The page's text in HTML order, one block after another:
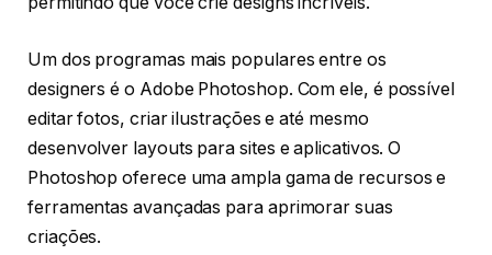
Um dos programas mais populares entre os
designers é o Adobe Photoshop. Com ele, é possível
editar fotos, criar ilustrações e até mesmo
desenvolver layouts para sites e aplicativos. O
Photoshop oferece uma ampla gama de recursos e
ferramentas avançadas para aprimorar suas
criações.